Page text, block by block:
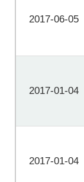
2017-06-05
2017-01-04
2017-01-04